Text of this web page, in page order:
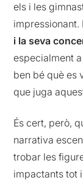
els i les
impressionant.
i la seva
especialment
ben bé què es
que juga
És cert, però,
narrativa
trobar les
impactants tot